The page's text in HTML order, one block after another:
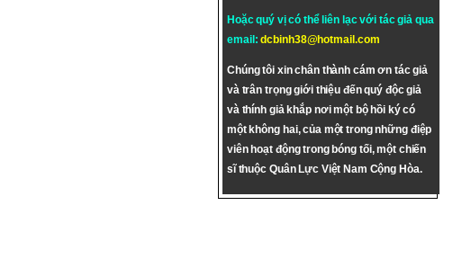
Hoặc quý vị có thể liên lạc với tác giả qua
email:dcbinh38@hotmail.com
Chúng tôi xin chân thành cám ơn tác giả
và trân trọng giới thiệu đến quý độc giả
và thính giả khắp nơi một bộ hồi ký có
một không hai, của một trong những điệp
viên hoạt động trong bóng tối, một chiến
sĩ thuộc Quân Lực Việt Nam Cộng Hòa.